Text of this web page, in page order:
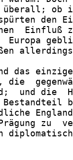
ob
den
Einfluß
Europa
das
die
und die
zu